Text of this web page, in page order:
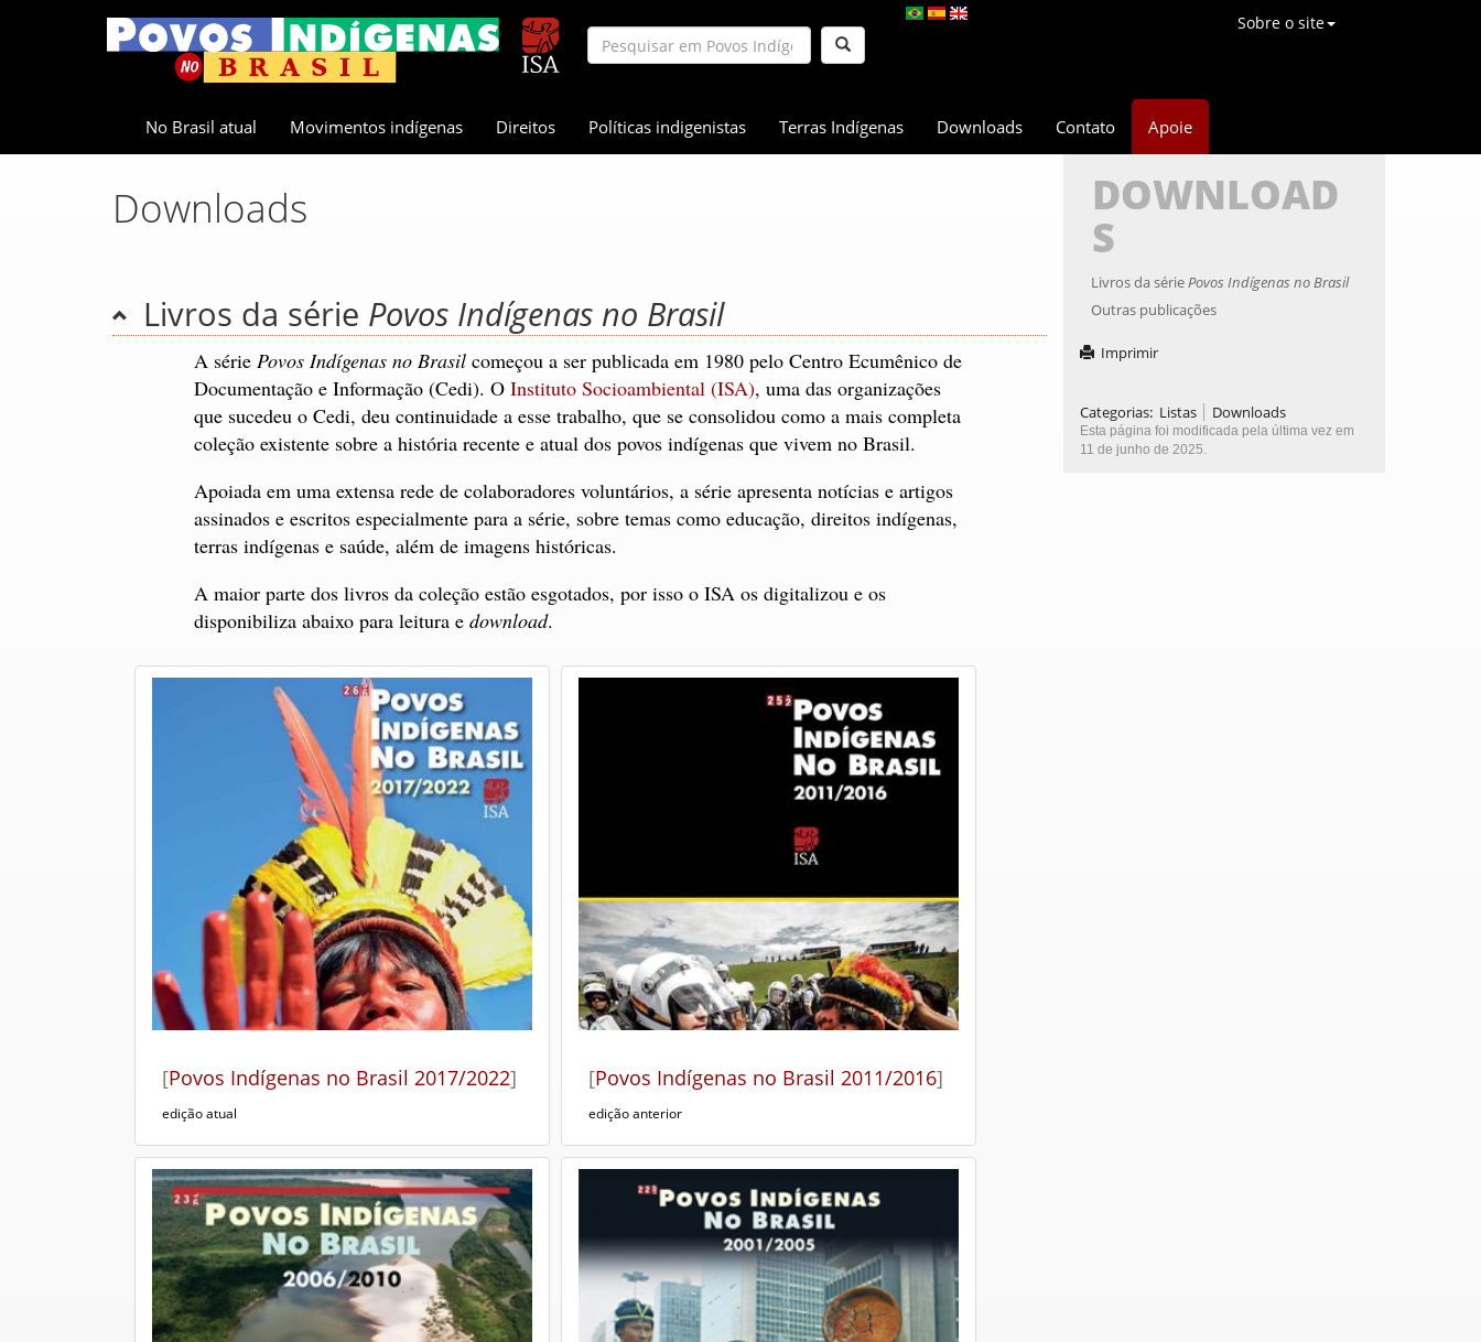
Sobre o site
No Brasil atual Movimentos indígenas Direitos Políticas indigenistas Terras Indígenas Downloads Contato Apoie
Downloads
Livros da série Povos Indígenas no Brasil
A série Povos Indígenas no Brasilcomeçou a ser publicada em 1980 pelo Centro Ecumênico de
Documentação e Informação (Cedi). O Instituto Socioambiental (ISA), uma das organizações
que sucedeu o Cedi, deu continuidade a esse trabalho, que se consolidou como a mais completa
coleção existente sobre a história recente e atual dos povos indígenas que vivem no Brasil.
Apoiada em uma extensa rede de colaboradores voluntários, a série apresenta notícias e artigos
assinados e escritos especialmente para a série, sobre temas como educação, direitos indígenas,
terras indígenas e saúde, além de imagens históricas.
A maior parte dos livros da coleção estão esgotados, por isso o ISA os digitalizou e os
disponibiliza abaixo para leitura e download.
[Povos Indígenas no Brasil 2017/2022]
edição atual
[Povos Indígenas no Brasil 2011/2016]
edição anterior
DOWNLOAD
S
Livros da sériePovos Indígenas no Brasil
Outras publicações
Imprimir
Categorias: Listas Downloads
Esta página foi modificada pela última vez em
11 de junho de 2025.